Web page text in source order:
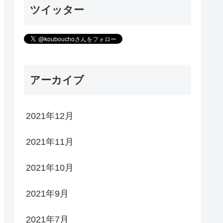
ツイッター
アーカイブ
2021年12月
2021年11月
2021年10月
2021年9月
2021年7月